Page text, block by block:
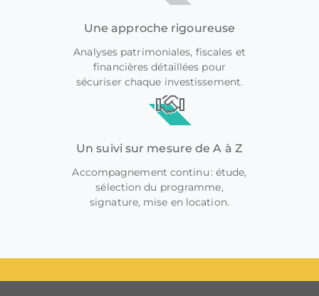
Une approche rigoureuse
Analyses patrimoniales, fiscales et
financières détaillées pour
sécuriser chaque investissement.
Un suivi sur mesure de A à Z
Accompagnement continu : étude,
sélection du programme,
signature, mise en location.